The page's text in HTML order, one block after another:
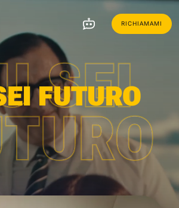
RICHIAMAMI
SEI
FUTURO